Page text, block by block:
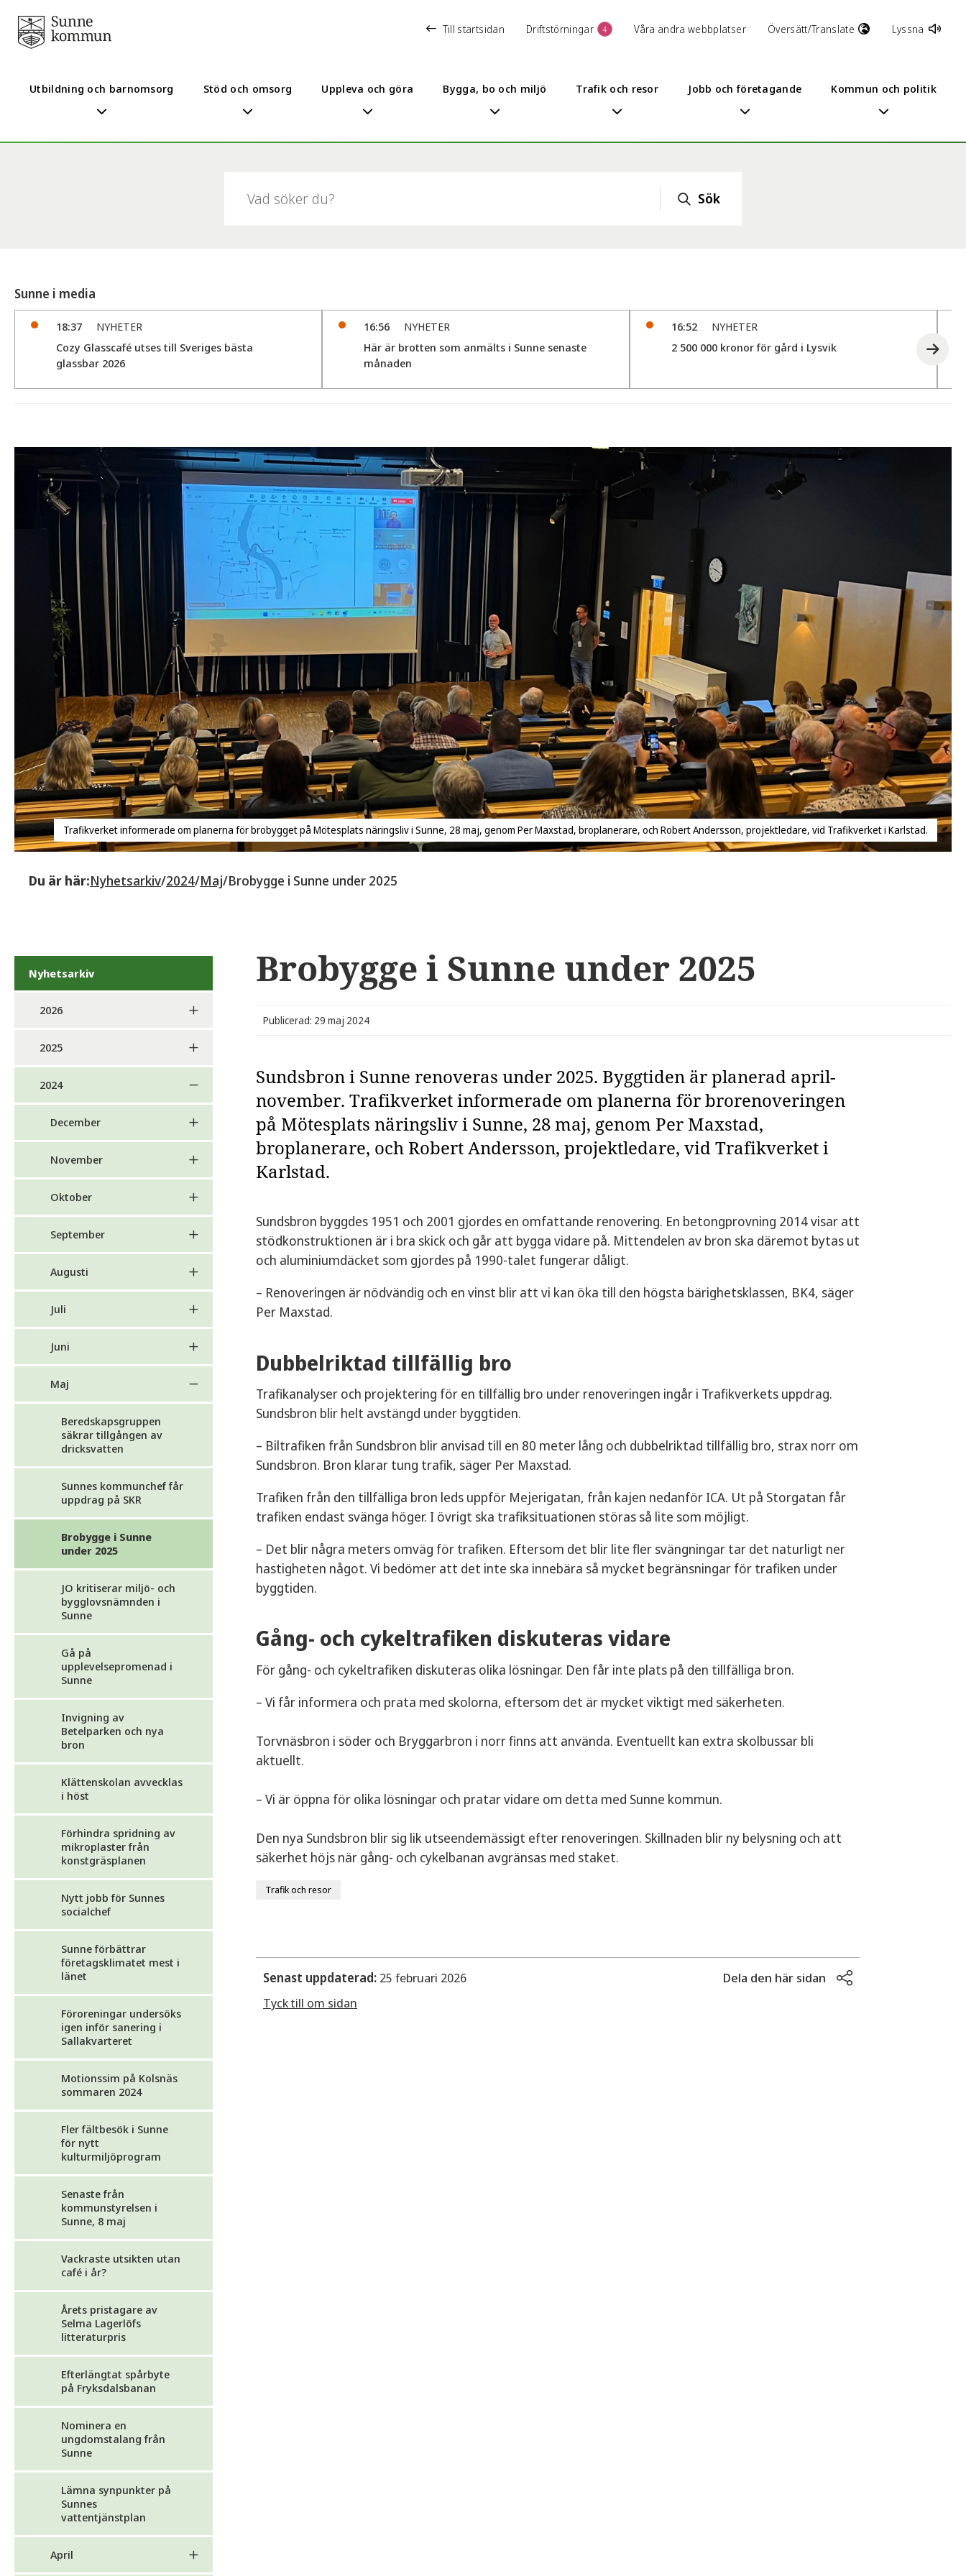
Till startsidan Driftstörningar 4 Våra andra webbplatser Översätt/Translate Lyssna
Utbildning och barnomsorg Stöd och omsorg Uppleva och göra Bygga, bo och miljö Trafik och resor Jobb och företagande Kommun och politik
Sök
Sunne i media
18:37
NYHETER
Cozy Glasscafé utses till Sveriges bästa
glassbar 2026
16:56
NYHETER
Här är brotten som anmälts i Sunne senaste
månaden
16:52
NYHETER
2 500 000 kronor för gård i Lysvik
Trafikverket informerade om planerna för brobygget på Mötesplats näringsliv i Sunne, 28 maj, genom Per Maxstad, broplanerare, och Robert Andersson, projektledare, vid Trafikverket i Karlstad.
Du är här:Nyhetsarkiv/2024/Maj/Brobygge i Sunne under 2025
Nyhetsarkiv
2026
2025
2024
December
November
Oktober
September
Augusti
Juli
Juni
Maj
Beredskapsgruppen
säkrar tillgången av
dricksvatten
Sunnes kommunchef får
uppdrag på SKR
Brobygge i Sunne
under 2025
JO kritiserar miljö- och
bygglovsnämnden i
Sunne
Gå på
upplevelsepromenad i
Sunne
Invigning av
Betelparken och nya
bron
Klättenskolan avvecklas
i höst
Förhindra spridning av
mikroplaster från
konstgräsplanen
Nytt jobb för Sunnes
socialchef
Sunne förbättrar
företagsklimatet mest i
länet
Föroreningar undersöks
igen inför sanering i
Sallakvarteret
Motionssim på Kolsnäs
sommaren 2024
Fler fältbesök i Sunne
för nytt
kulturmiljöprogram
Senaste från
kommunstyrelsen i
Sunne, 8 maj
Vackraste utsikten utan
café i år?
Årets pristagare av
Selma Lagerlöfs
litteraturpris
Efterlängtat spårbyte
på Fryksdalsbanan
Nominera en
ungdomstalang från
Sunne
Lämna synpunkter på
Sunnes
vattentjänstplan
April
Brobygge i Sunne under 2025
Publicerad: 29 maj 2024
Sundsbron i Sunne renoveras under 2025. Byggtiden är planerad april-
november. Trafikverket informerade om planerna för brorenoveringen
på Mötesplats näringsliv i Sunne, 28 maj, genom Per Maxstad,
broplanerare, och Robert Andersson, projektledare, vid Trafikverket i
Karlstad.
Sundsbron byggdes 1951 och 2001 gjordes en omfattande renovering. En betongprovning 2014 visar att
stödkonstruktionen är i bra skick och går att bygga vidare på. Mittendelen av bron ska däremot bytas ut
och aluminiumdäcket som gjordes på 1990-talet fungerar dåligt.
– Renoveringen är nödvändig och en vinst blir att vi kan öka till den högsta bärighetsklassen, BK4, säger
Per Maxstad.
Dubbelriktad tillfällig bro
Trafikanalyser och projektering för en tillfällig bro under renoveringen ingår i Trafikverkets uppdrag.
Sundsbron blir helt avstängd under byggtiden.
– Biltrafiken från Sundsbron blir anvisad till en 80 meter lång och dubbelriktad tillfällig bro, strax norr om
Sundsbron. Bron klarar tung trafik, säger Per Maxstad.
Trafiken från den tillfälliga bron leds uppför Mejerigatan, från kajen nedanför ICA. Ut på Storgatan får
trafiken endast svänga höger. I övrigt ska trafiksituationen störas så lite som möjligt.
– Det blir några meters omväg för trafiken. Eftersom det blir lite fler svängningar tar det naturligt ner
hastigheten något. Vi bedömer att det inte ska innebära så mycket begränsningar för trafiken under
byggtiden.
Gång- och cykeltrafiken diskuteras vidare
För gång- och cykeltrafiken diskuteras olika lösningar. Den får inte plats på den tillfälliga bron.
– Vi får informera och prata med skolorna, eftersom det är mycket viktigt med säkerheten.
Torvnäsbron i söder och Bryggarbron i norr finns att använda. Eventuellt kan extra skolbussar bli
aktuellt.
– Vi är öppna för olika lösningar och pratar vidare om detta med Sunne kommun.
Den nya Sundsbron blir sig lik utseendemässigt efter renoveringen. Skillnaden blir ny belysning och att
säkerhet höjs när gång- och cykelbanan avgränsas med staket.
Trafik och resor
Senast uppdaterad: 25 februari 2026
Dela den här sidan
Tyck till om sidan